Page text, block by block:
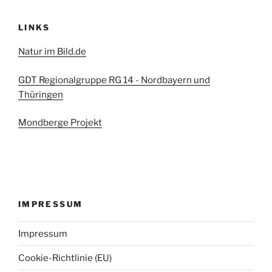
LINKS
Natur im Bild.de
GDT Regionalgruppe RG 14 - Nordbayern und
Thüringen
Mondberge Projekt
IMPRESSUM
Impressum
Cookie-Richtlinie (EU)